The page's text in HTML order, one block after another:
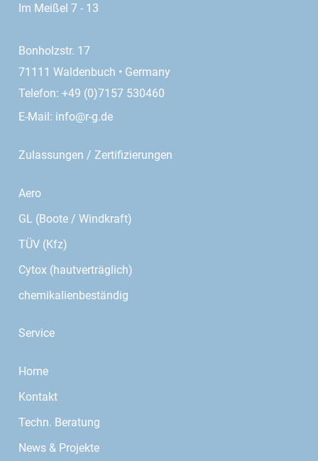
Im Meißel 7 - 13
Bonholzstr. 17
71111 Waldenbuch • Germany
Telefon: +49 (0)7157 530460
E-Mail: info@r-g.de
Zulassungen / Zertifizierungen
Aero
GL (Boote / Windkraft)
TÜV (Kfz)
Cytox (hautverträglich)
chemikalienbeständig
Service
Home
Kontakt
Techn. Beratung
News & Projekte